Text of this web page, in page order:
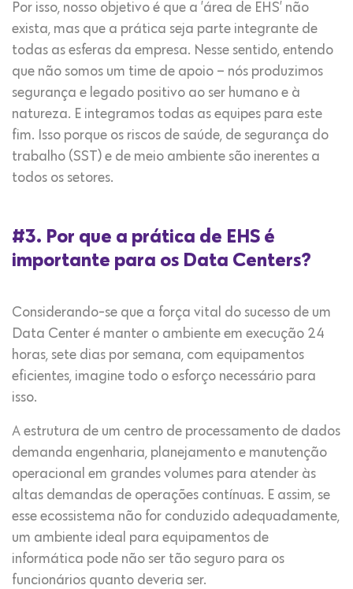
Por isso, nosso objetivo é que a ’área de EHS’ não
exista, mas que a prática seja parte integrante de
todas as esferas da empresa. Nesse sentido, entendo
que não somos um time de apoio – nós produzimos
segurança e legado positivo ao ser humano e à
natureza. E integramos todas as equipes para este
fim. Isso porque os riscos de saúde, de segurança do
trabalho (SST) e de meio ambiente são inerentes a
todos os setores.
#3. Por que a prática de EHS é
importante para os Data Centers?
Considerando-se que a força vital do sucesso de um
Data Center é manter o ambiente em execução 24
horas, sete dias por semana, com equipamentos
eficientes, imagine todo o esforço necessário para
isso.
A estrutura de um centro de processamento de dados
demanda engenharia, planejamento e manutenção
operacional em grandes volumes para atender às
altas demandas de operações contínuas. E assim, se
esse ecossistema não for conduzido adequadamente,
um ambiente ideal para equipamentos de
informática pode não ser tão seguro para os
funcionários quanto deveria ser.